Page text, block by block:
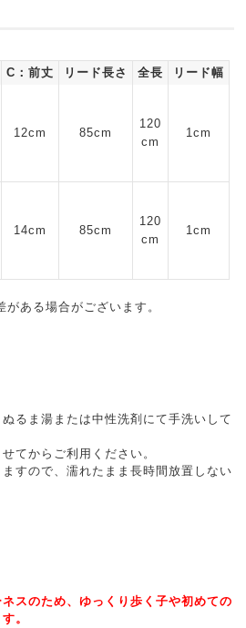
C：前丈 リード長さ 全長 リード幅
12cm 85cm
120
cm
1cm
14cm 85cm
120
cm
1cm
ある場合がございます。
るま湯または中性洗剤にて手洗いして
てからご利用ください。
すので、濡れたまま長時間放置しない
スのため、ゆっくり歩く子や初めての
。